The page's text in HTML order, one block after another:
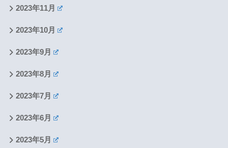
2023年11月
2023年10月
2023年9月
2023年8月
2023年7月
2023年6月
2023年5月